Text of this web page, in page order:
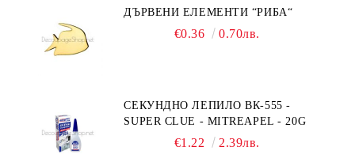
ДЪРВЕНИ ЕЛЕМЕНТИ “РИБА“
€0.36 0.70лв.
СЕКУНДНО ЛЕПИЛО ВК-555 -
SUPER CLUE - MITREAPEL - 20G
€1.22 2.39лв.